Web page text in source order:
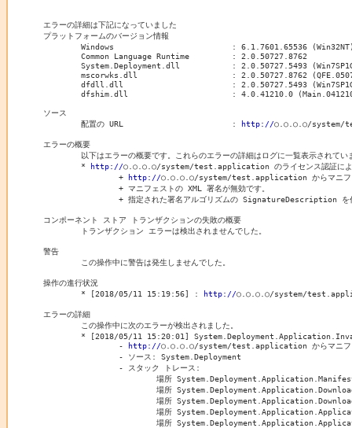
エラーの詳細は下記になっていました
プラットフォームのバージョン情報
	Windows 			: 6.1.7601.65536 (Win32NT)
	Common Language Runtime 	: 2.0.50727.8762
	System.Deployment.dll 		: 2.0.50727.5493 (Win7SP1GDR.050727-5400)
	mscorwks.dll 			: 2.0.50727.8762 (QFE.050727-8700)
	dfdll.dll 			: 2.0.50727.5493 (Win7SP1GDR.050727-5400)
	dfshim.dll 			: 4.0.41210.0 (Main.041210-0000)
ソース
	配置の URL			:
http://○.○.○.○/system/
エラーの概要
	*
http://○.○.○.○/system/test.application のライセンス認証により
		+
http://○.○.○.○/system/test.application からマニフェスト
		+ マニフェストの XML 署名が無効です。
		+ 指定された署名アルゴリズムの SignatureDescription を作成できませんでした。
コンポーネント ストア トランザクションの失敗の概要
警告
操作の進行状況
	* [2018/05/11 15:19:56] :
http://○.○.○.○/system/
エラーの詳細
		-
http://○.○.○.○/system/test.application からマニフェスト
			場所 System.Deployment.Application.ManifestReader.FromDocument(String localPath, ManifestType manifestType, Uri sourceUri)
			場所 System.Deployment.Application.DownloadManager.DownloadDeploymentManifestDirectBypass(SubscriptionStore subStore, Uri& sourceUri, TempFile& tempFile, SubscriptionState& subState, IDownloadNotification notification, DownloadOptions options, ServerInformation& serverInformation)
			場所 System.Deployment.Application.DownloadManager.DownloadDeploymentManifestBypass(SubscriptionStore subStore, Uri& sourceUri, TempFile& tempFile, SubscriptionState& subState, IDownloadNotification notification, DownloadOptions options)
			場所 System.Deployment.Application.ApplicationActivator.PerformDeploymentActivation(Uri activationUri, Boolean isShortcut, String textualSubId, String deploymentProviderUrlFromExtension, BrowserSettings browserSettings, String& errorPageUrl)
			場所 System.Deployment.Application.ApplicationActivator.ActivateDeploymentWorker(Object state)